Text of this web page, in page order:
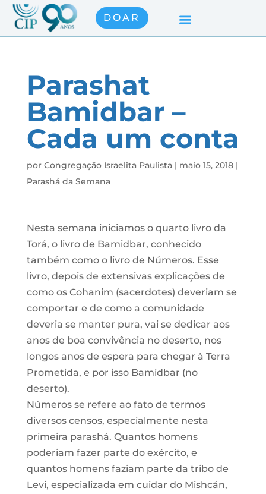
DOAR
Parashat
Bamidbar –
Cada um conta
por Congregação Israelita Paulista| maio 15, 2018|
Parashá da Semana
Nesta semana iniciamos o quarto livro da
Torá, o livro de Bamidbar, conhecido
também como o livro de Números. Esse
livro, depois de extensivas explicações de
como os Cohanim (sacerdotes) deveriam se
comportar e de como a comunidade
deveria se manter pura, vai se dedicar aos
anos de boa convivência no deserto, nos
longos anos de espera para chegar à Terra
Prometida, e por isso Bamidbar (no
deserto).
Números se refere ao fato de termos
diversos censos, especialmente nesta
primeira parashá. Quantos homens
poderiam fazer parte do exército, e
quantos homens faziam parte da tribo de
Levi, especializada em cuidar do Mishcán,